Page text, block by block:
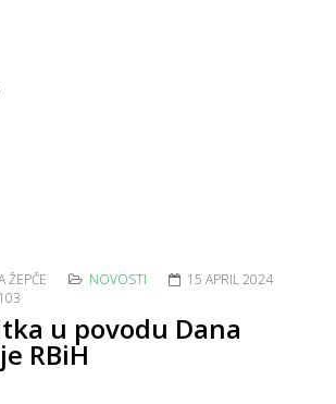
ŽEPČE NOVOSTI
15 APRIL 2024
u povodu Dana
RBiH